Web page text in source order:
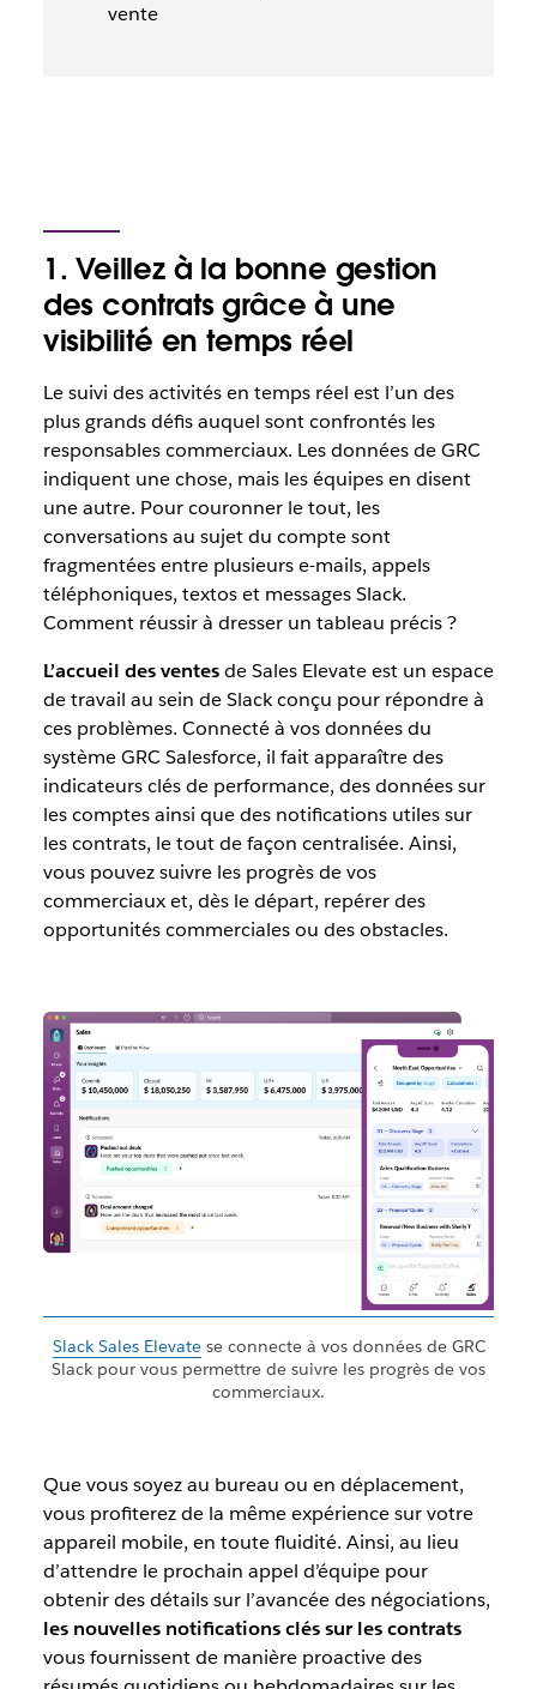
vente
1. Veillez à la bonne gestion
des contrats grâce à une
visibilité en temps réel
Le suivi des activités en temps réel est l’un des
plus grands défis auquel sont confrontés les
responsables commerciaux. Les données de GRC
indiquent une chose, mais les équipes en disent
une autre. Pour couronner le tout, les
conversations au sujet du compte sont
fragmentées entre plusieurs e-mails, appels
téléphoniques, textos et messages Slack.
Comment réussir à dresser un tableau précis ?
L’accueil des ventesde Sales Elevateest un espace
de travail au sein de Slack conçu pour répondre à
ces problèmes. Connecté à vos données du
système GRC Salesforce, il fait apparaître des
indicateurs clés de performance, des données sur
les comptes ainsi que des notifications utiles sur
les contrats, le tout de façon centralisée. Ainsi,
vous pouvez suivre les progrès de vos
commerciaux et, dès le départ, repérer des
opportunités commerciales ou des obstacles.
Slack Sales Elevatese connecte à vos données de GRC
Slack pour vous permettre de suivre les progrès de vos
commerciaux.
Que vous soyez au bureau ou en déplacement,
vous profiterez de la même expérience sur votre
appareil mobile, en toute fluidité. Ainsi, au lieu
d’attendre le prochain appel d’équipe pour
obtenir des détails sur l’avancée des négociations,
les nouvelles notifications clés sur les contrats
vous fournissent de manière proactive des